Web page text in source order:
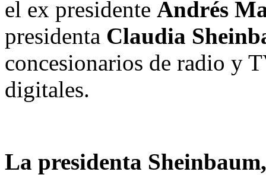
el ex presidente Andrés
presidenta Claudia
concesionarios de radio y
digitales.
La presidenta